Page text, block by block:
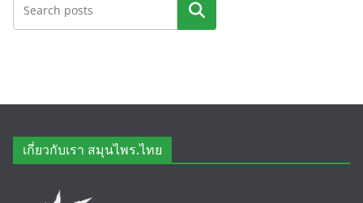
ค้นหา
เกี่ยวกับเรา สมุนไพร.ไทย